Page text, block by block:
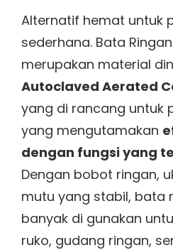
Alternatif hemat untuk
sederhana. Bata Ringan
merupakan material
Autoclaved Aerated
yang di rancang untuk
yang mengutamakan
dengan fungsi yang
Dengan bobot ringan,
mutu yang stabil, bata
banyak di gunakan
ruko, gudang ringan,